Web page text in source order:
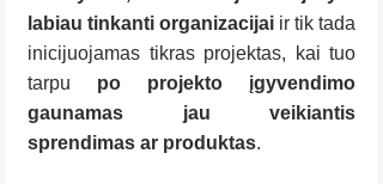
labiau tinkanti organizacijai ir tik tada
inicijuojamas tikras projektas, kai tuo
tarpu po projekto įgyvendimo
gaunamas jau veikiantis
sprendimas ar produktas.